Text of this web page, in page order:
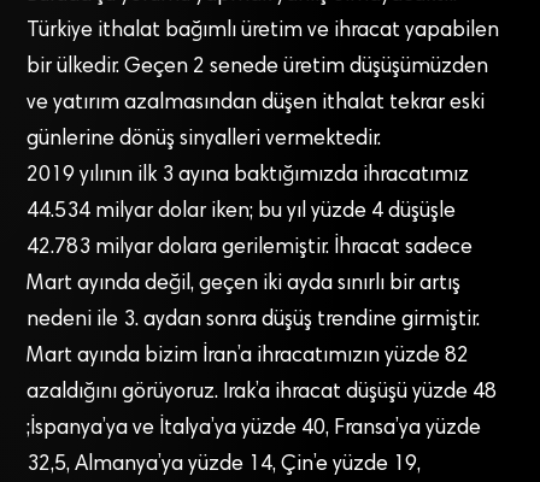
Türkiye ithalat bağımlı üretim ve ihracat yapabilen
bir ülkedir. Geçen 2 senede üretim düşüşümüzden
ve yatırım azalmasından düşen ithalat tekrar eski
günlerine dönüş sinyalleri vermektedir.
2019 yılının ilk 3 ayına baktığımızda ihracatımız
44.534 milyar dolar iken; bu yıl yüzde 4 düşüşle
42.783 milyar dolara gerilemiştir. İhracat sadece
Mart ayında değil, geçen iki ayda sınırlı bir artış
nedeni ile 3. aydan sonra düşüş trendine girmiştir.
Mart ayında bizim İran’a ihracatımızın yüzde 82
azaldığını görüyoruz. Irak’a ihracat düşüşü yüzde 48
;İspanya’ya ve İtalya’ya yüzde 40, Fransa’ya yüzde
32,5, Almanya’ya yüzde 14, Çin’e yüzde 19,